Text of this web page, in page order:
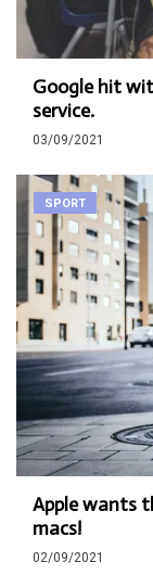
Google hit
service.
03/09/2021
SPORT
Apple wants
macs!
02/09/2021